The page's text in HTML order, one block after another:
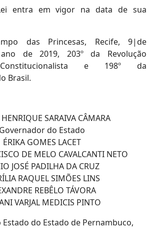
entra em vigor na data de sua
das Princesas, Recife, 9|de
de 2019, 203º da Revolução
Constitucionalista e 198º da
Brasil.
SARAIVA CÂMARA
Governador do Estado
ÉRIKA GOMES LACET
DE MELO CAVALCANTI NETO
JOSÉ PADILHA DA CRUZ
RAQUEL SIMÕES LINS
REBÊLO TÁVORA
VARJAL MEDICIS PINTO
do Estado de Pernambuco,